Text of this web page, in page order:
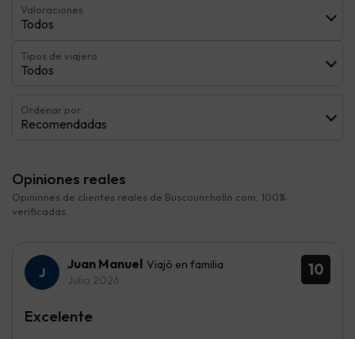
Valoraciones
Todos
Tipos de viajero
Todos
Ordenar por:
Recomendadas
Opiniones reales
Opiniones de clientes reales de Buscounchollo.com, 100%
verificadas.
10
Juan Manuel Viajó en familia
Julio 2026
Excelente